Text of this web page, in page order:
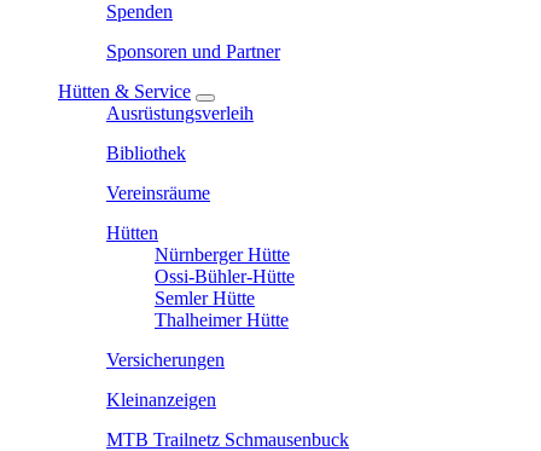
Spenden
Sponsoren und Partner
Hütten & Service
Ausrüstungsverleih
Bibliothek
Vereinsräume
Hütten
Nürnberger Hütte
Ossi-Bühler-Hütte
Semler Hütte
Thalheimer Hütte
Versicherungen
Kleinanzeigen
MTB Trailnetz Schmausenbuck